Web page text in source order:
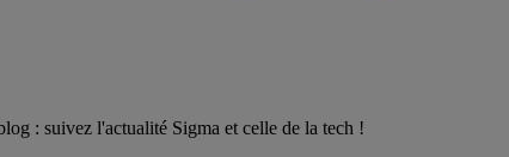
: suivez l'actualité Sigma et celle de la tech !